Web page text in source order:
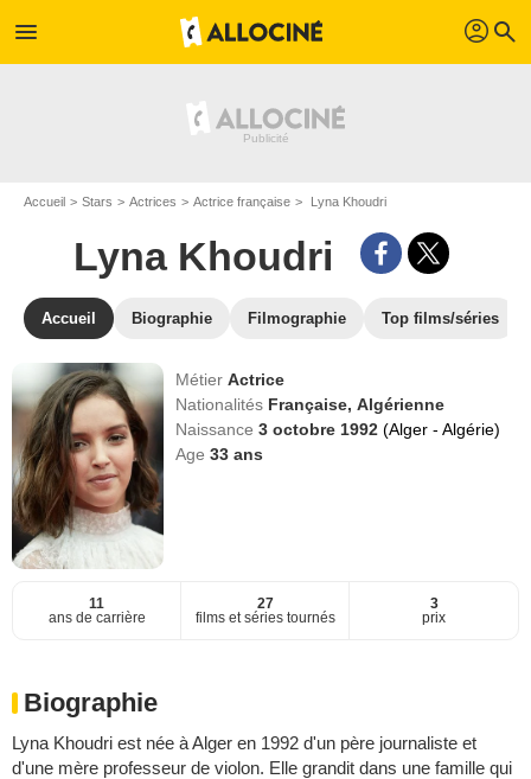
menu profil search
Accueil Stars Actrices Actrice française Lyna Khoudri
Lyna Khoudri
Accueil Biographie Filmographie Top films/séries
MétierActrice
Nationalités Française, Algérienne
Naissance3 octobre 1992(Alger - Algérie)
Age33 ans
11
ans de carrière
27
films et séries tournés
3
prix
Biographie
Lyna Khoudri est née à Alger en 1992 d'un père journaliste et
d'une mère professeur de violon. Elle grandit dans une famille qui